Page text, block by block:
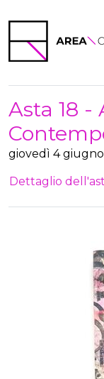
Asta 18 -
giovedì 4 giugno
Dettaglio